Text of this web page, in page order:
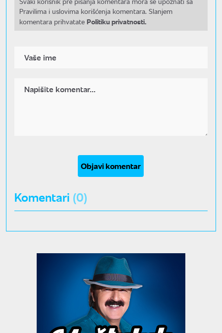
Pravilima i uslovima korišćenja komentara. Slanjem
komentara prihvatate Politiku privatnosti.
Objavi komentar
Komentari (0)